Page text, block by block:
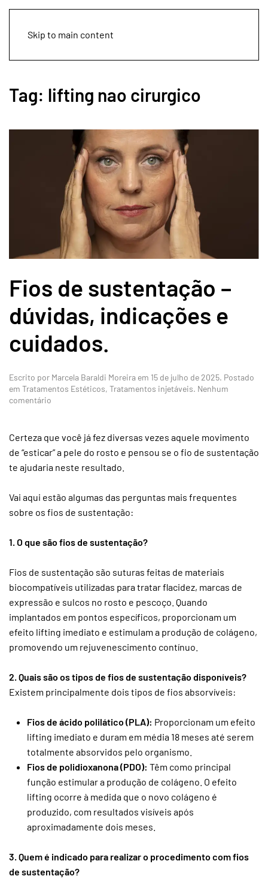
Skip to main content
Tag: lifting nao cirurgico
Fios de sustentação –
dúvidas, indicações e
cuidados.
Escrito por Marcela Baraldi Moreira em 15 de julho de 2025. Postado
em Tratamentos Estéticos, Tratamentos injetáveis. Nenhum
comentário
sustentação
dúvidas,
indicações
Certeza que você já fez diversas vezes aquele movimento
de “esticar” a pele do rosto e pensou se o fio de sustentação
te ajudaria neste resultado.
Vai aqui estão algumas das perguntas mais frequentes
sobre os fios de sustentação:
1. O que são fios de sustentação?
Fios de sustentação são suturas feitas de materiais
biocompatíveis utilizadas para tratar flacidez, marcas de
expressão e sulcos no rosto e pescoço. Quando
implantados em pontos específicos, proporcionam um
efeito lifting imediato e estimulam a produção de colágeno,
promovendo um rejuvenescimento contínuo.
2. Quais são os tipos de fios de sustentação disponíveis?
Existem principalmente dois tipos de fios absorvíveis:
Fios de ácido polilático (PLA): Proporcionam um efeito
lifting imediato e duram em média 18 meses até serem
totalmente absorvidos pelo organismo.
Fios de polidioxanona (PDO): Têm como principal
função estimular a produção de colágeno. O efeito
lifting ocorre à medida que o novo colágeno é
produzido, com resultados visíveis após
aproximadamente dois meses.
3. Quem é indicado para realizar o procedimento com fios
de sustentação?